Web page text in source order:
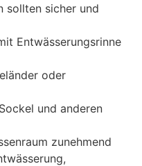
sollten sicher und
Entwässerungsrinne
oder
und anderen
zunehmend